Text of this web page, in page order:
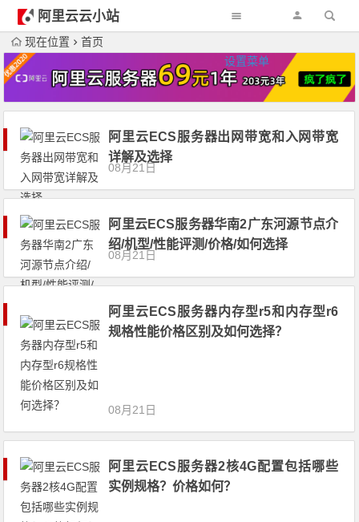
阿里云云小站
设置菜单
现在位置 首页
阿里云ECS服务器出网带宽和入网带宽
详解及选择
08月21日
阿里云ECS服务器华南2广东河源节点介
绍/机型/性能评测/价格/如何选择
08月21日
阿里云ECS服务器内存型r5和内存型r6
规格性能价格区别及如何选择？
08月21日
阿里云ECS服务器2核4G配置包括哪些
实例规格？价格如何？